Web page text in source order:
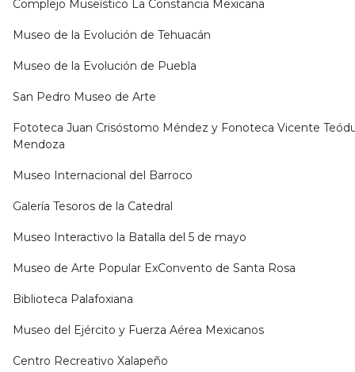
Complejo Museístico La Constancia Mexicana
Museo de la Evolución de Tehuacán
Museo de la Evolución de Puebla
San Pedro Museo de Arte
Fototeca Juan Crisóstomo Méndez y Fonoteca Vicente
Mendoza
Museo Internacional del Barroco
Galería Tesoros de la Catedral
Museo Interactivo la Batalla del 5 de mayo
Museo de Arte Popular ExConvento de Santa Rosa
Biblioteca Palafoxiana
Museo del Ejército y Fuerza Aérea Mexicanos
Centro Recreativo Xalapeño